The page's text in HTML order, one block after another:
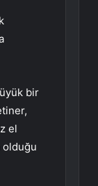
bir
el
olduğu